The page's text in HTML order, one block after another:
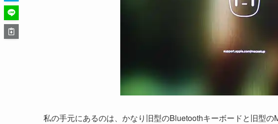
私の手元にあるのは、かなり旧型のBluetoothキーボードと旧型の